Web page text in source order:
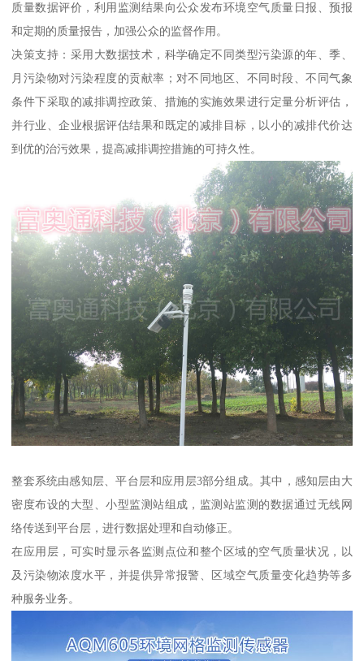
质量数据评价，利用监测结果向公众发布环境空气质量日报、预报
和定期的质量报告，加强公众的监督作用。
决策支持：采用大数据技术，科学确定不同类型污染源的年、季、
月污染物对污染程度的贡献率；对不同地区、不同时段、不同气象
条件下采取的减排调控政策、措施的实施效果进行定量分析评估，
并行业、企业根据评估结果和既定的减排目标，以小的减排代价达
到优的治污效果，提高减排调控措施的可持久性。
整套系统由感知层、平台层和应用层3部分组成。其中，感知层由大
密度布设的大型、小型监测站组成，监测站监测的数据通过无线网
络传送到平台层，进行数据处理和自动修正。
在应用层，可实时显示各监测点位和整个区域的空气质量状况，以
及污染物浓度水平，并提供异常报警、区域空气质量变化趋势等多
种服务业务。